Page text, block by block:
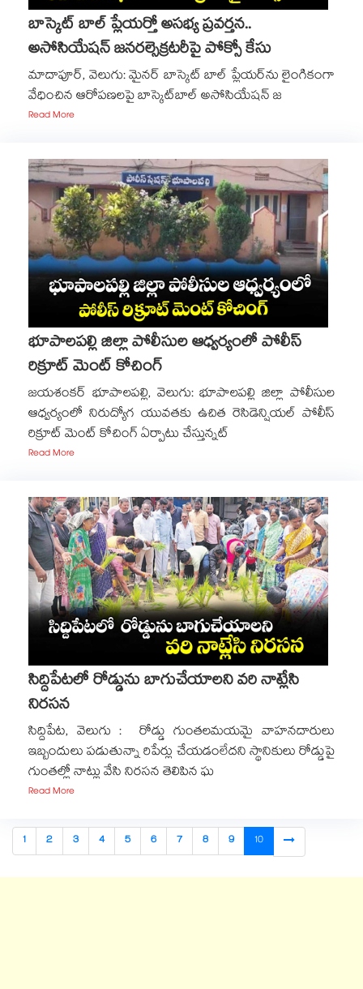
బాస్కెట్ బాల్ ప్లేయర్తో అసభ్య ప్రవర్తన..
అసోసియేషన్ జనరల్సెక్రటరీపై పోక్సో కేసు
మాదాపూర్, వెలుగు: మైనర్ బాస్కెట్‌‌‌‌ బాల్ ప్లేయర్​ను లైంగికంగా
వేధించిన ఆరోపణలపై బాస్కెట్‌‌‌‌బాల్ అసోసియేషన్ జ
Read More
భూపాలపల్లి జిల్లా పోలీసుల ఆధ్వర్యంలో పోలీస్
రిక్రూట్ మెంట్ కోచింగ్
జయశంకర్ భూపాలపల్లి, వెలుగు: భూపాలపల్లి జిల్లా పోలీసుల
ఆధ్వర్యంలో నిరుద్యోగ యువతకు ఉచిత రెసిడెన్షియల్ పోలీస్
రిక్రూట్ మెంట్ కోచింగ్ ఏర్పాటు చేస్తున్నట్
Read More
సిద్దిపేటలో రోడ్డును బాగుచేయాలని వరి నాట్లేసి
నిరసన
సిద్దిపేట, వెలుగు : రోడ్డు గుంతలమయమై వాహనదారులు
ఇబ్బందులు పడుతున్నా రిపేర్లు చేయడంలేదని స్థానికులు రోడ్డుపై
గుంతల్లో నాట్లు వేసి నిరసన తెలిపిన ఘ
Read More
1 2 3 4 5 6 7 8 9 10